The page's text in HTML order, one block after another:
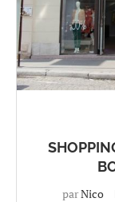
parNico